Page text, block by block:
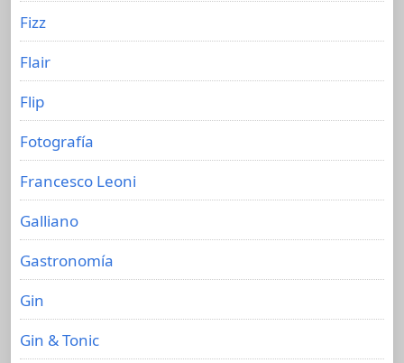
Fizz
Flair
Flip
Fotografía
Francesco Leoni
Galliano
Gastronomía
Gin
Gin & Tonic